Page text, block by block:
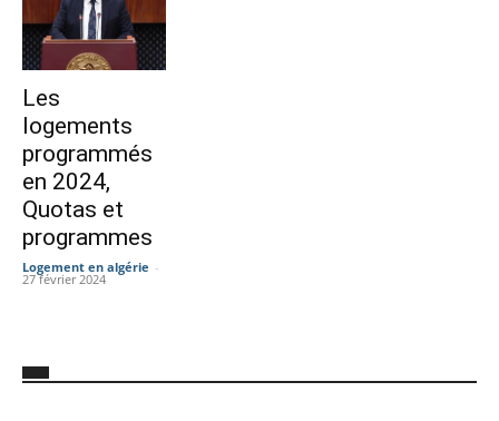
Les
logements
programmés
en 2024,
Quotas et
programmes
Logement en algérie -
27 février 2024